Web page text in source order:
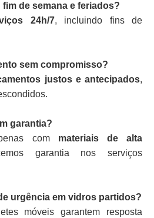
de semana e feriados?
24h/7, incluindo fins de
sem compromisso?
justos e antecipados,
garantia?
com materiais de alta
garantia nos serviços
urgência em vidros partidos?
móveis garantem resposta